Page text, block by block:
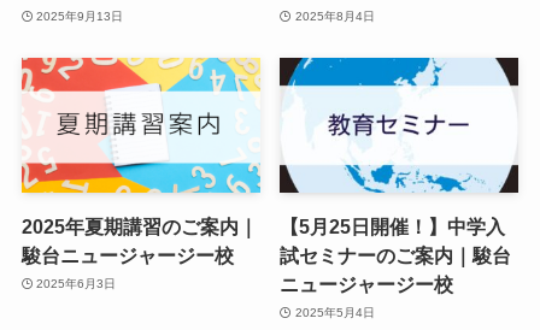
2025年9月13日 2025年8月4日
2025年夏期講習のご案内｜
駿台ニュージャージー校
2025年6月3日
【5月25日開催！】中学入
試セミナーのご案内｜駿台
ニュージャージー校
2025年5月4日